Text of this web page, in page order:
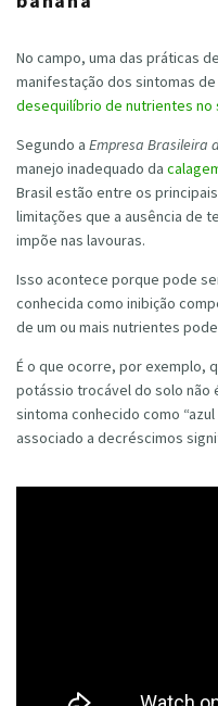
No campo, uma das práticas
manifestação dos sintomas
desequilíbrio de nutrientes no
Segundo a Empresa Brasileira
manejo inadequado da
Brasil estão entre os
limitações que a ausência de
impõe nas lavouras.
Isso acontece porque pode
conhecida como inibição
de um ou mais nutrientes
É o que ocorre, por exemplo,
potássio trocável do solo não
sintoma conhecido como
associado a decréscimos